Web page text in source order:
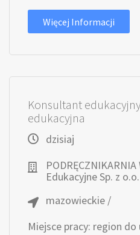
Więcej Informacji
Konsultant
edukacyjna
dzisiaj
Edukacyjne Sp. z o.o.
mazowieckie /
Miejsce pracy: region